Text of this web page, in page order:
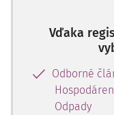
zo svojho účtu v
Podľa§ 90 ods. 5
doručenia
Vďaka
Odborné
Odpady